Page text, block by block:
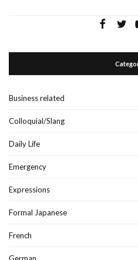
Business related
Colloquial/Slang
Daily Life
Emergency
Expressions
Formal Japanese
French